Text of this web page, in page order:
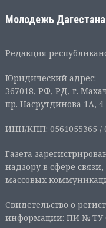
Молодежь Дагестана
Редакция
Юридический адрес:
367018, РФ, РД, г.
пр. Насрутдинова 1А, 4
ИНН/КПП: 0561055365 /
Газета
надзору в сфере
массовых
Свидетельство о
информации: ПИ № ТУ